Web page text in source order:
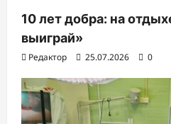
10 лет добра: на
выиграй»
Редактор 25.07.2026 0